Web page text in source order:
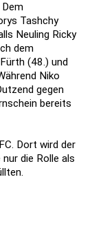
Tashchy
Neuling Ricky
dem
(48.) und
Niko
gegen
bereits
Dort wird der
die Rolle als